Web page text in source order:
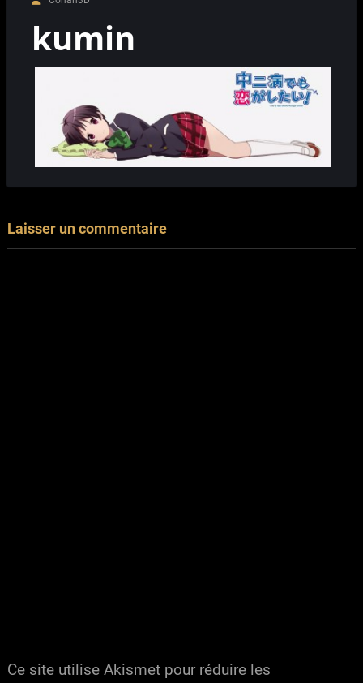
kumin
Laisser un commentaire
Ce site utilise Akismet pour réduire les